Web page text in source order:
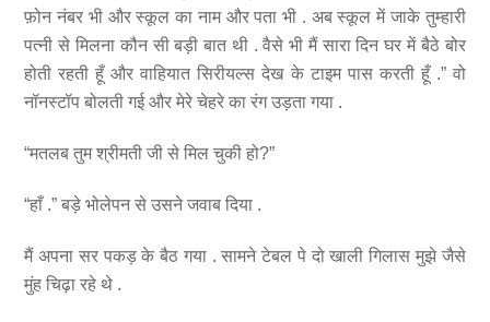
फ़ोन नंबर भी और स्कूल का नाम और पता भी . अब स्कूल में जाके तुम्हारी
पत्नी से मिलना कौन सी बड़ी बात थी . वैसे भी मैं सारा दिन घर में बैठे बोर
होती रहती हूँ और वाहियात सिरीयल्स देख के टाइम पास करती हूँ .” वो
नॉनस्टॉप बोलती गई और मेरे चेहरे का रंग उड़ता गया .
“मतलब तुम श्रीमती जी से मिल चुकी हो?”
“हाँ .” बड़े भोलेपन से उसने जवाब दिया .
मैं अपना सर पकड़ के बैठ गया . सामने टेबल पे दो खाली गिलास मुझे जैसे
मुंह चिढ़ा रहे थे .